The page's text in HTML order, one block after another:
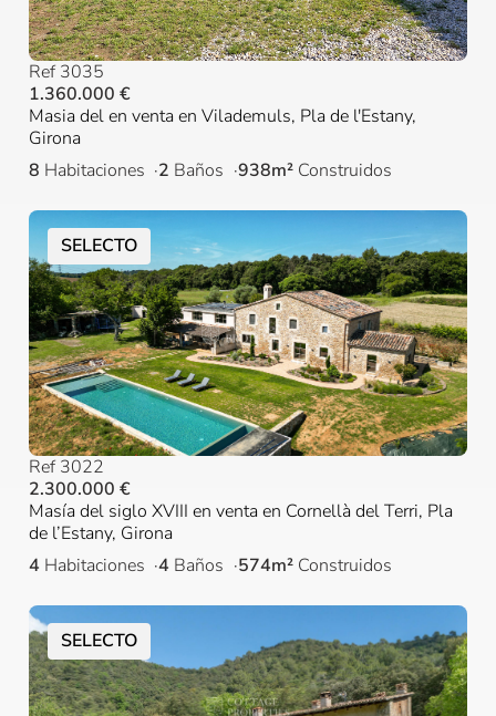
Ref 3035
1.360.000 €
Masia del en venta en Vilademuls, Pla de l'Estany,
Girona
8 Habitaciones 2 Baños 938m² Construidos
SELECTO
Ref 3022
2.300.000 €
Masía del siglo XVIII en venta en Cornellà del Terri, Pla
de l’Estany, Girona
4 Habitaciones 4 Baños 574m² Construidos
SELECTO